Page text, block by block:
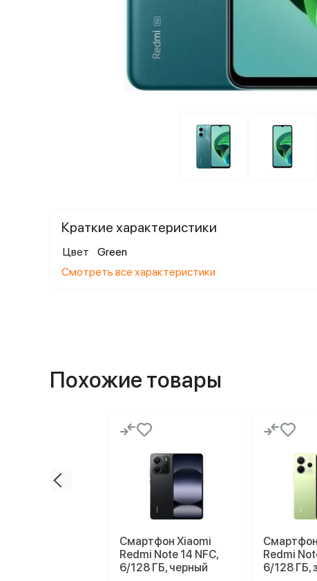
Краткие характеристики
Цвет
Green
Смотреть все характеристики
Похожие товары
Смартфон Xiaomi
Redmi Note 14 NFC,
6/128 ГБ, черный
Redmi
6/128 ГБ,